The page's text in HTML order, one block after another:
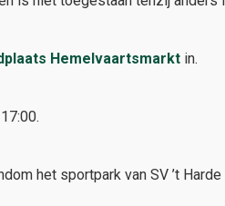
Hemelvaartsmarkt in.
het sportpark van SV ’t